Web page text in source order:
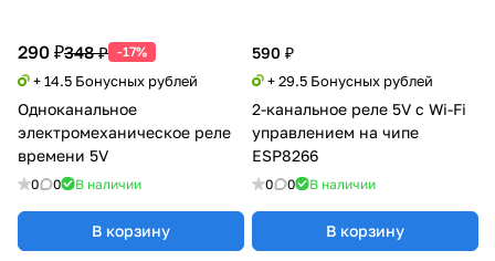
590 ₽
+ 29.5 Бонусных рублей
2-канальное реле 5V с Wi-Fi
управлением на чипе
ESP8266
0 0 В наличии
В корзину
290 ₽348 ₽ -17%
+ 14.5 Бонусных рублей
Одноканальное
электромеханическое реле
времени 5V
0 0 В наличии
В корзину